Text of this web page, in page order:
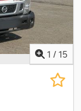
1 / 15